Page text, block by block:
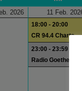
2026 11 Feb.
18:00 - 20:00
CR 94.4 Charts
23:00 - 23:59
Radio Goethe